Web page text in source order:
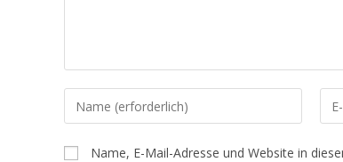
Name, E-Mail-Adresse und Website in